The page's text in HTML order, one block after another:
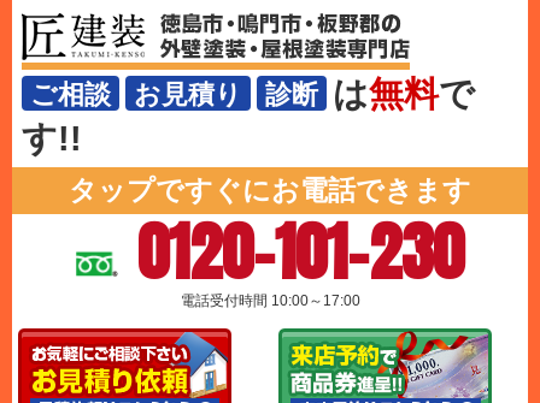
ご相談 お見積り 診断 は無料で
す!!
タップですぐにお電話できます
0120-101-230
電話受付時間 10:00～17:00